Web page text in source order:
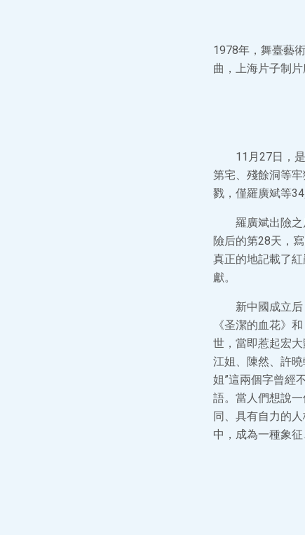
1978年，舞臺藝
曲，上海片子制
11月27日，
第宅、殘餘洞等
戮，僅羅廣斌等
羅廣斌出險
險后的第28天，
真正的地記載了
獻。
新中國成立
《圣潔的血花》
世，當即惹起宏
江姐、陳然、許
姐”這兩個字曾經
語。當人們想說
同、具有自力的
中，成為一種象